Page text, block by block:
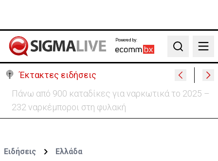
Powered by:
Search
Έκτακτες ειδήσεις
Θέλει να ξαναζωντανέψει την «Corner» o
Προύντζος - «Πληγώνει τις αναμνήσεις»
Ειδήσεις Ελλάδα